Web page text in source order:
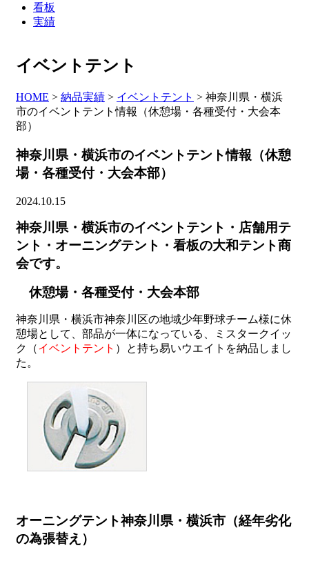
看板
実績
イベントテント
HOME > 納品実績 > イベントテント > 神奈川県・横浜
市のイベントテント情報（休憩場・各種受付・大会本
部）
神奈川県・横浜市のイベントテント情報（休憩
場・各種受付・大会本部）
2024.10.15
神奈川県・横浜市のイベントテント・店舗用テ
ント・オーニングテント・看板の大和テント商
会です。
休憩場・各種受付・大会本部
神奈川県・横浜市神奈川区の地域少年野球チーム様に休
憩場として、部品が一体になっている、ミスタークイッ
ク（イベントテント ）と持ち易いウエイトを納品しまし
た。
オーニングテント神奈川県・横浜市（経年劣化
の為張替え）